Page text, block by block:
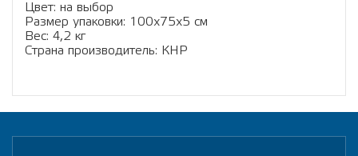
Цвет: на выбор
Размер упаковки: 100х75х5 см
Вес: 4,2 кг
Страна производитель: КНР